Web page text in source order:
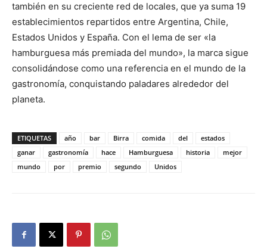
también en su creciente red de locales, que ya suma 19
establecimientos repartidos entre Argentina, Chile,
Estados Unidos y España. Con el lema de ser «la
hamburguesa más premiada del mundo», la marca sigue
consolidándose como una referencia en el mundo de la
gastronomía, conquistando paladares alrededor del
planeta.
ETIQUETAS año bar Birra comida del
estados
ganar
gastronomía hace Hamburguesa historia
mejor
mundo
por premio segundo Unidos